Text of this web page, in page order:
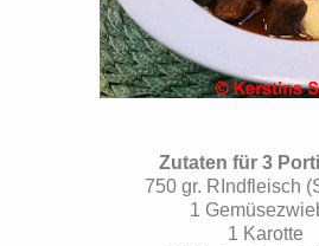
Zutaten für 3
750 gr. RIndfleisch
1
1 Karotte